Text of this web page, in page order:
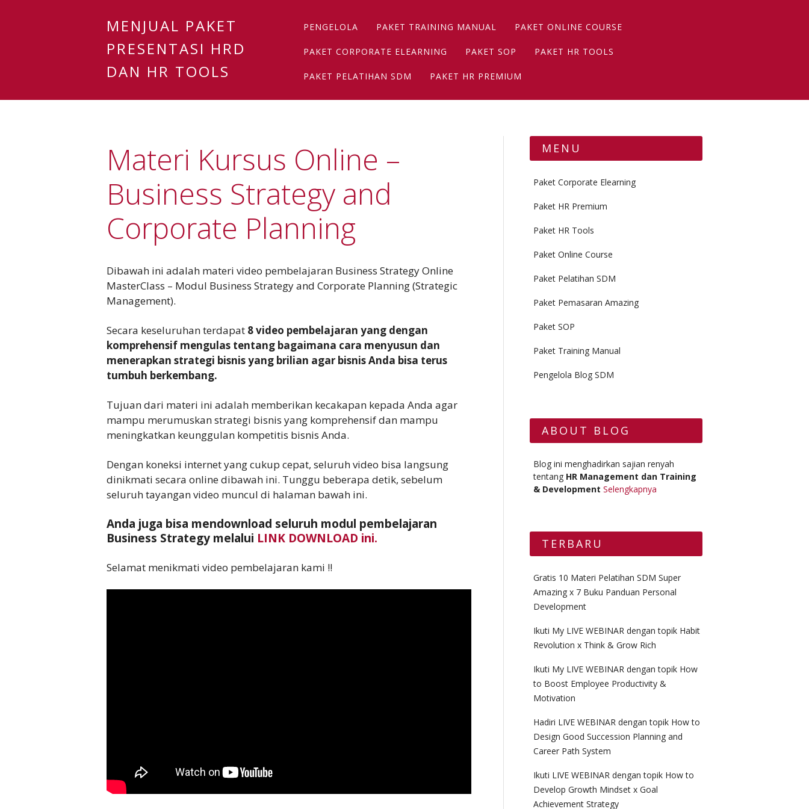
MENJUAL PAKET
PRESENTASI HRD
DAN HR TOOLS
Main menu
Skip
content
PENGELOLA PAKET TRAINING MANUAL PAKET ONLINE COURSE
PAKET CORPORATE ELEARNING PAKET SOP PAKET HR TOOLS
PAKET PELATIHAN SDM PAKET HR PREMIUM
Materi Kursus Online –
Business Strategy and
Corporate Planning
Dibawah ini adalah materi video pembelajaran Business Strategy Online
MasterClass – Modul Business Strategy and Corporate Planning (Strategic
Management).
Secara keseluruhan terdapat 8 video pembelajaran yang dengan
komprehensif mengulas tentang bagaimana cara menyusun dan
menerapkan strategi bisnis yang brilian agar bisnis Anda bisa terus
tumbuh berkembang.
Tujuan dari materi ini adalah memberikan kecakapan kepada Anda agar
mampu merumuskan strategi bisnis yang komprehensif dan mampu
meningkatkan keunggulan kompetitis bisnis Anda.
Dengan koneksi internet yang cukup cepat, seluruh video bisa langsung
dinikmati secara online dibawah ini. Tunggu beberapa detik, sebelum
seluruh tayangan video muncul di halaman bawah ini.
Anda juga bisa mendownload seluruh modul pembelajaran
Business Strategy melalui LINK DOWNLOAD ini.
Selamat menikmati video pembelajaran kami !!
MENU
Paket Corporate Elearning
Paket HR Premium
Paket HR Tools
Paket Online Course
Paket Pelatihan SDM
Paket Pemasaran Amazing
Paket SOP
Paket Training Manual
Pengelola Blog SDM
ABOUT BLOG
Blog ini menghadirkan sajian renyah
tentang HR Management dan Training
& Development Selengkapnya
TERBARU
Gratis 10 Materi Pelatihan SDM Super
Amazing x 7 Buku Panduan Personal
Development
Ikuti My LIVE WEBINAR dengan topik Habit
Revolution x Think & Grow Rich
Ikuti My LIVE WEBINAR dengan topik How
to Boost Employee Productivity &
Motivation
Hadiri LIVE WEBINAR dengan topik How to
Design Good Succession Planning and
Career Path System
Ikuti LIVE WEBINAR dengan topik How to
Develop Growth Mindset x Goal
Achievement Strategy